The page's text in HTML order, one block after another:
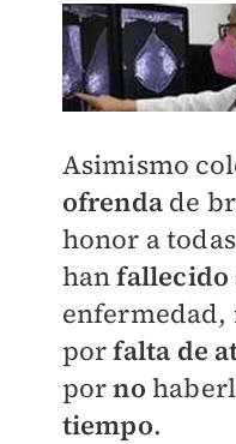
Asimismo
ofrendade
honor a
hanfallecido
enfermedad,
porfalta de
porno
tiempo.